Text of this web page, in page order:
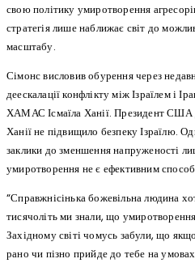
свою політику умиротворення
стратегія лише наближає світ до
масштабу.
Сімонс висловив обурення через
деескалації конфлікту між Ізраїлем і
ХАМАС Ісмаїла Ханії. Президент США
Ханії не підвищило безпеку Ізраїлю.
заклики до зменшення напруженості
умиротворення не є ефективним
“Справжнісінька божевільна людина
тисячоліть ми знали, що
Західному світі чомусь забули, що
рано чи пізно прийде до тебе на